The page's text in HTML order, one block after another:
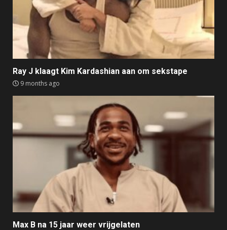
Ray J klaagt Kim Kardashian aan om sekstape
9 months ago
Max B na 15 jaar weer vrijgelaten